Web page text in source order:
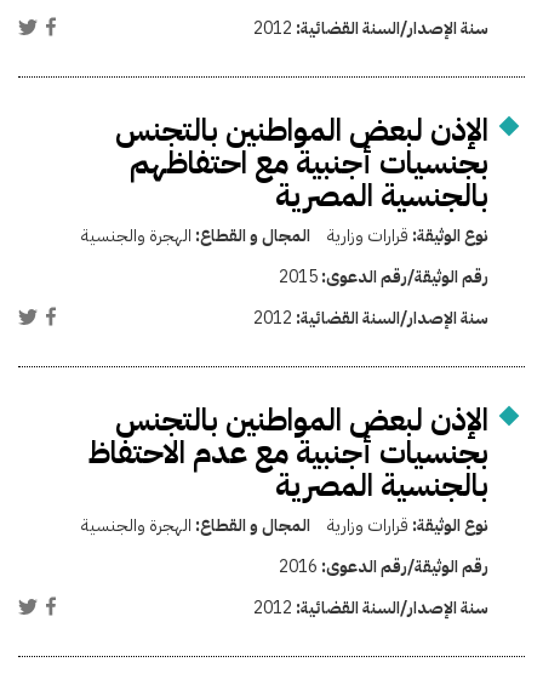
سنة الإصدار/السنة القضائية: 2012
الإذن لبعض المواطنين بالتجنس
بجنسيات أجنبية مع احتفاظهم
بالجنسية المصرية
نوع الوثيقة: قرارات وزارية المجال و القطاع: الهجرة والجنسية
رقم الوثيقة/رقم الدعوى:2015
سنة الإصدار/السنة القضائية: 2012
الإذن لبعض المواطنين بالتجنس
بجنسيات أجنبية مع عدم الاحتفاظ
بالجنسية المصرية
نوع الوثيقة: قرارات وزارية المجال و القطاع: الهجرة والجنسية
رقم الوثيقة/رقم الدعوى: 2016
سنة الإصدار/السنة القضائية: 2012